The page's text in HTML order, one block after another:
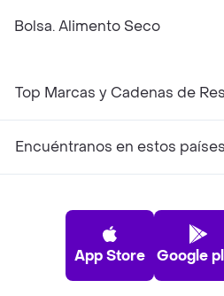
Bolsa. Alimento Seco
Top Marcas y Cadenas de
Encuéntranos en estos países
App Store Google